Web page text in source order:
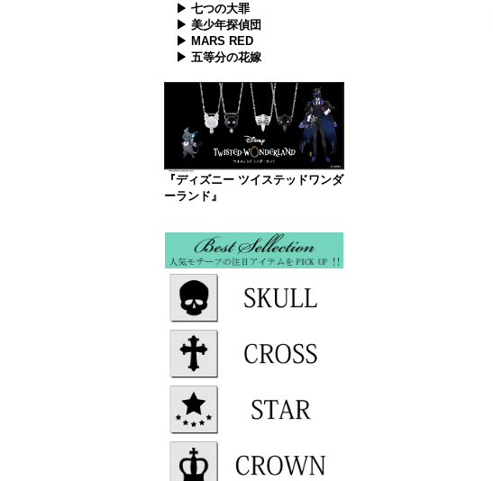
▶ 七つの大罪
▶ 美少年探偵団
▶ MARS RED
▶ 五等分の花嫁
『ディズニー ツイステッドワンダ
ーランド』